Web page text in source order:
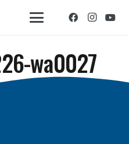
wa0027